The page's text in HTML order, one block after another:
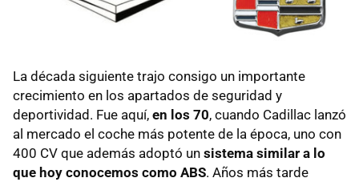
La década siguiente trajo consigo un importante
crecimiento en los apartados de seguridad y
deportividad. Fue aquí, en los 70, cuando Cadillac lanzó
al mercado el coche más potente de la época, uno con
400 CV que además adoptó un sistema similar a lo
que hoy conocemos como ABS. Años más tarde